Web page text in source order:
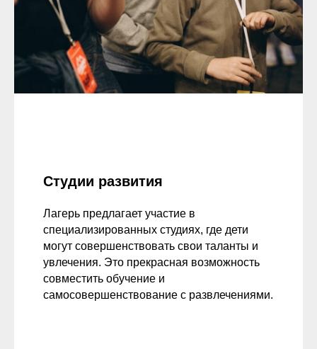
Студии развития
Лагерь предлагает участие в
специализированных студиях, где дети
могут совершенствовать свои таланты и
увлечения. Это прекрасная возможность
совместить обучение и
самосовершенствование с развлечениями.